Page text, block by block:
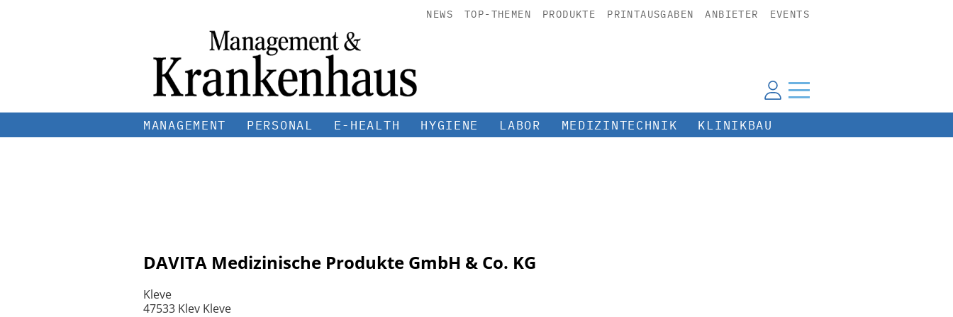
NEWS TOP-THEMEN PRODUKTE PRINTAUSGABEN ANBIETER EVENTS
MANAGEMENT PERSONAL E-HEALTH HYGIENE LABOR MEDIZINTECHNIK KLINIKBAU
DAVITA Medizinische Produkte GmbH & Co. KG
Kleve
47533 Klev Kleve